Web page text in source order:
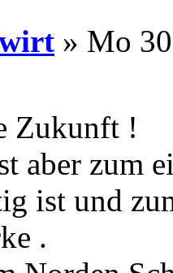
» Mo
Zukunft !
aber zum
ist und
.